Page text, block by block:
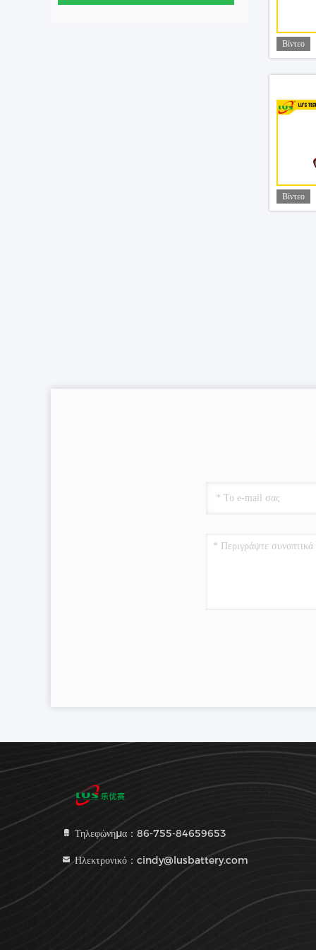
Βίντεο
Βίντεο
Τηλεφώνημα：86-755-84659653
Ηλεκτρονικό：cindy@lusbattery.com